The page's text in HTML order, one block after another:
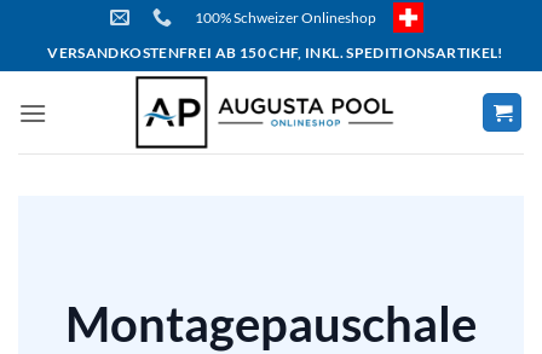
content
100% Schweizer Onlineshop
VERSANDKOSTENFREI AB 150 CHF, INKL. SPEDITIONSARTIKEL!
Montagepauschale